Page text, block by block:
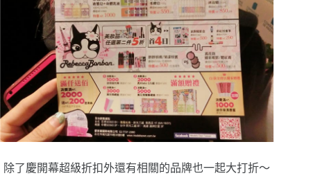
除了慶開幕超級折扣外還有相關的品牌也一起大打折～